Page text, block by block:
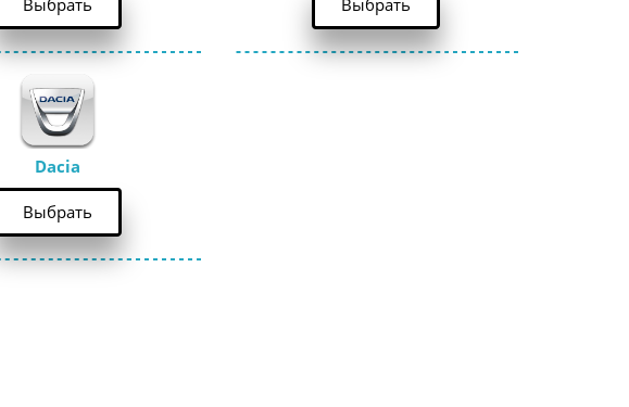
Выбрать Выбрать
Dacia
Выбрать